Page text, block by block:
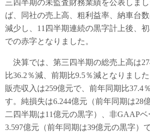
三四半期の未監査財務業績を公表しま
ば、同社の売上高、粗利益率、納車台
減少し、11四半期連続の黒字計上後、
での赤字となりました。
決算では、第三四半期の総売上高は
比36.2％減、前期比9.5％減となりまし
販売収入は259億元で、前年同期比37.4
す。純損失は6.244億元（前年同期は28
二四半期は11億元の黒字）、非GAAP
3.597億元（前年同期は39億元の黒字）